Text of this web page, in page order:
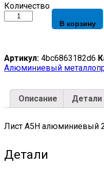
Лист
А5Н
алюминиевый
Количество
В корзину
Артикул: 4bc6863182d6
Алюминиевый
Описание Детали
Лист А5Н алюминиевый
Детали